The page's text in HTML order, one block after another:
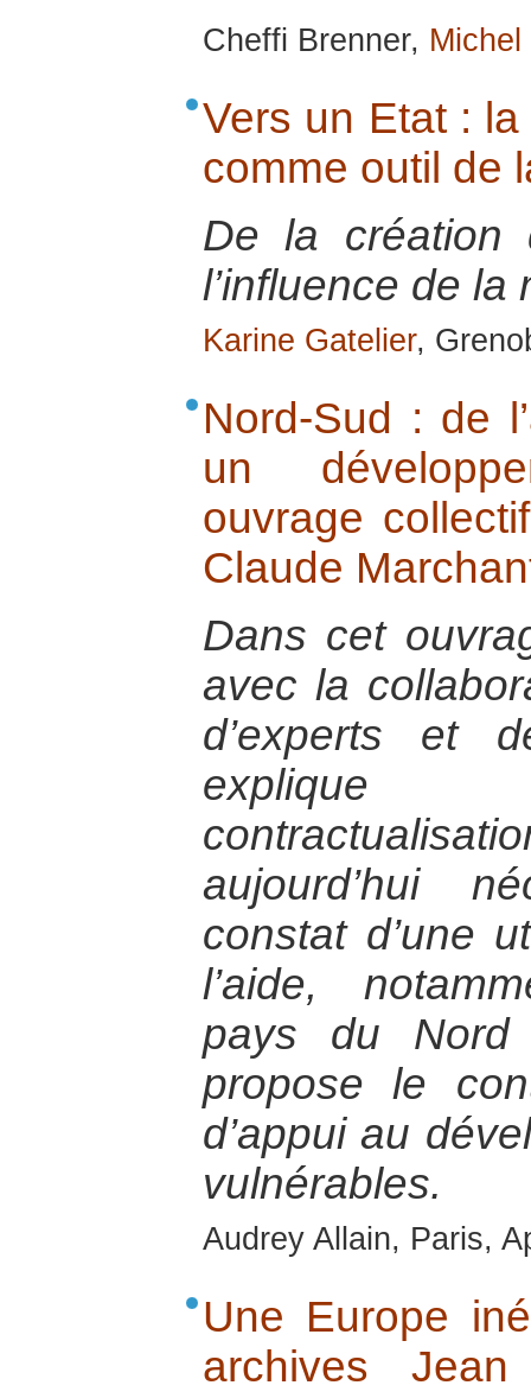
Cheffi Brenner,
Vers un Etat :
comme outil de
De la création
l’influence de la
Karine Gatelier,
Nord-Sud : de
un
ouvrage
Claude
Dans cet
avec la
d’experts et
explique
aujourd’hui
constat d’une
l’aide,
pays du
propose le
d’appui au
vulnérables.
Audrey Allain, Paris,
Une Europe
archives